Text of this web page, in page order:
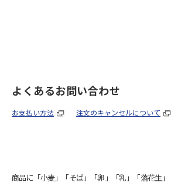
よくあるお問い合わせ
お支払い方法 注文のキャンセルについて
商品に「小麦」「そば」「卵」「乳」「落花生